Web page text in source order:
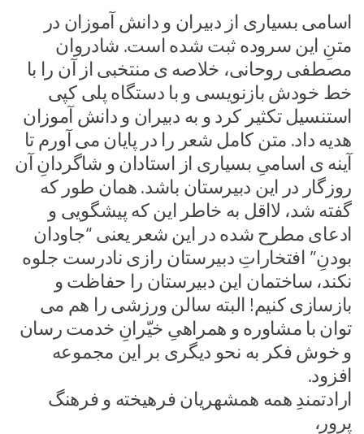
اسامی بسیاری از دبیران و دانش آموزان در
متنِ این سروده ثبت شده است. شادروان
مصطفی روحانی، خلاصه ی منتخبی از آن را با
خط خودش بازنویسی و با دستگاه پلی کپی
استنسیل تکثیر کرد و به دبیران و دانش آموزان
هدیه داد. متن کامل شعر را در پایان می آورم تا
آینه ی اسامیِ بسیاری از استادان و شاگردانِ آن
روزگار در این دبیرستان باشد. همان طور که
گفته شد، لااقل به خاطر این که پیشگویی و
ادعای مطرح شده در این شعر یعنی “جاودان
بودنِ” افتخاراتِ دبیرستان رازی نادرست جلوه
نکند، ساختمان این دبیرستان را حفاظت و
بازسازی کنیم! البته سالن ورزشی را هم می
توان با مشاوره و همراهیِ خیّرانِ خدمت رسان
و خوش فکر به نحو دیگری بر این مجموعه
افزود.
ارادتمندِ همه همشهریان فرهیخته و فرهنگ
پرور،